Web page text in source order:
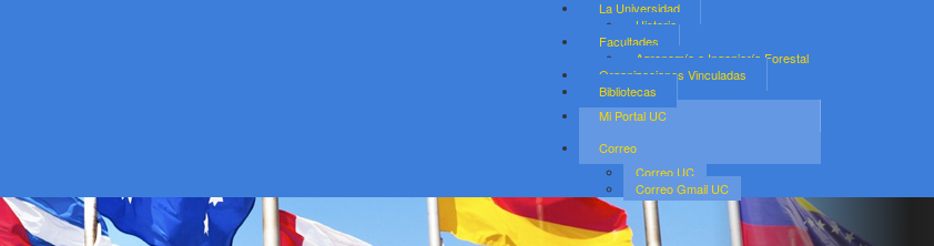
La Universidad
Historia
Facultades
Agronomía e Ingeniería Forestal
Organizaciones Vinculadas
Bibliotecas
Mi Portal UC
Correo
Correo UC
Correo Gmail UC